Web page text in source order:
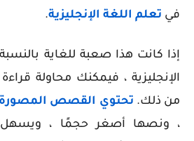
في تعلم اللغة الإنجليزية.
إذا كانت هذا صعبة للغاية
الإنجليزية ، فيمكنك محاولة
من ذلك. تحتوي القصص المصورة
، ونصها أصغر حجمًا ،